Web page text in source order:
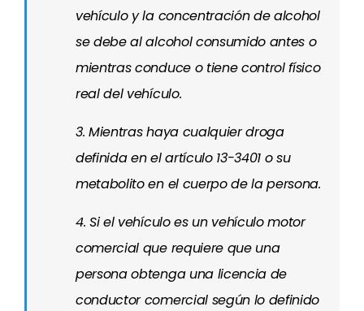
vehículo y la concentración de alcohol
se debe al alcohol consumido antes o
mientras conduce o tiene control físico
real del vehículo.
3. Mientras haya cualquier droga
definida en el artículo 13-3401 o su
metabolito en el cuerpo de la persona.
4. Si el vehículo es un vehículo motor
comercial que requiere que una
persona obtenga una licencia de
conductor comercial según lo definido